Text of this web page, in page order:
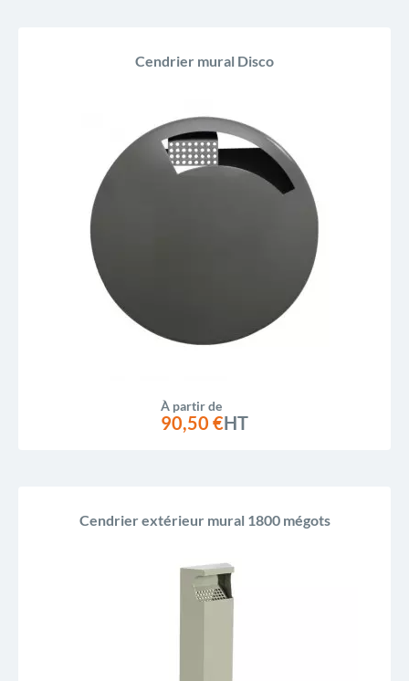
Cendrier mural Disco
À partir de
90,50 €HT
Cendrier extérieur mural 1800 mégots